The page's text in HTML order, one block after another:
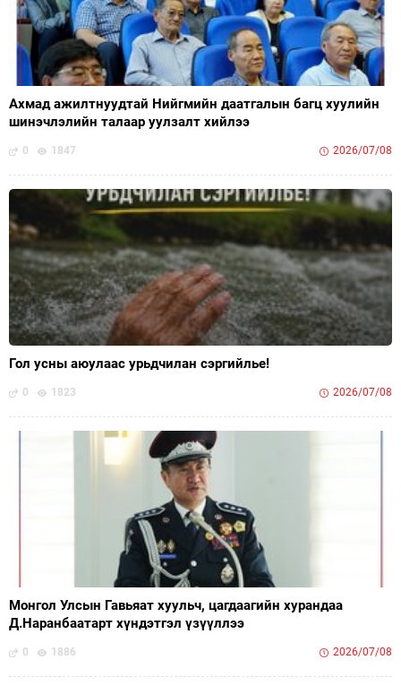
Ахмад ажилтнуудтай Нийгмийн даатгалын багц хуулийн
шинэчлэлийн талаар уулзалт хийлээ
0 1847 2026/07/08
Гол усны аюулаас урьдчилан сэргийлье!
0 1823 2026/07/08
Монгол Улсын Гавьяат хуульч, цагдаагийн хурандаа
Д.Наранбаатарт хүндэтгэл үзүүллээ
0 1886 2026/07/08